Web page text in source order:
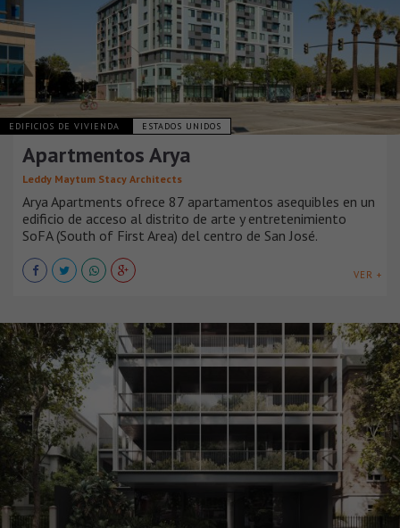
EDIFICIOS DE VIVIENDA ESTADOS UNIDOS
Apartmentos Arya
Leddy Maytum Stacy Architects
Arya Apartments ofrece 87 apartamentos asequibles en un
edificio de acceso al distrito de arte y entretenimiento
SoFA (South of First Area) del centro de San José.
VER +